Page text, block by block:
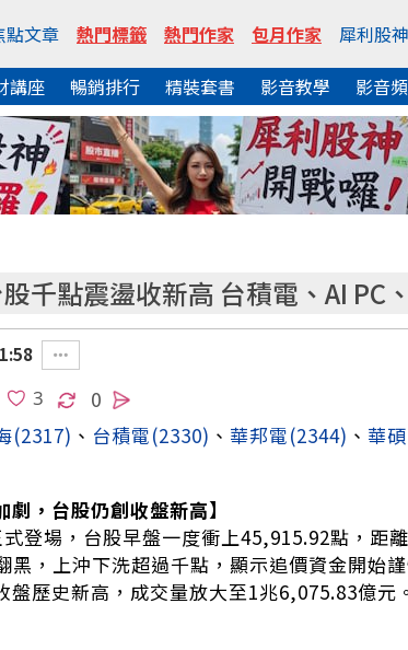
點文章 熱門標籤 熱門作家 包月作家 犀利股神
講座 暢銷排行 精裝套書 影音教學 影音
千點震盪收新高 台積電、AI PC
0
(2317) 、 台積電(2330) 、 華邦電(2344) 、 華碩
，台股仍創收盤新高】
登場，台股早盤一度衝上45,915.92點，距
黑，上沖下洗超過千點，顯示追價資金開始
盤歷史新高，成交量放大至1兆6,075.83億元。